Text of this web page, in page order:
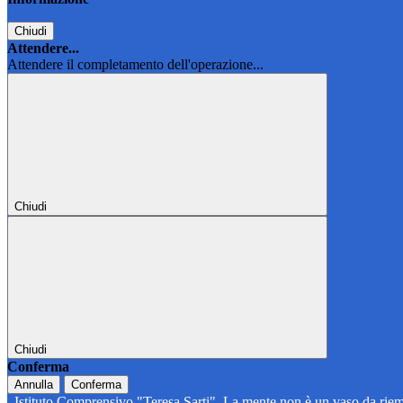
Chiudi
Attendere...
Attendere il completamento dell'operazione...
Chiudi
Chiudi
Conferma
Annulla Conferma